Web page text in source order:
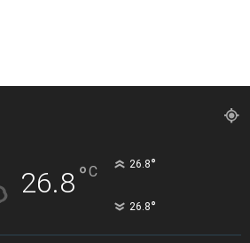
26.8°C 26.8°
26.8°